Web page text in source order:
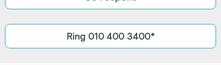
Ring 010 400 3400*